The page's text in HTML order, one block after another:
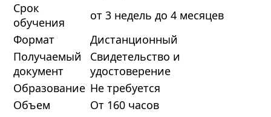
Срок
обучения
от 3 недель до 4 месяцев
Формат
Дистанционный
Получаемый
документ
Свидетельство и
удостоверение
Образование Не требуется
Объем
От 160 часов